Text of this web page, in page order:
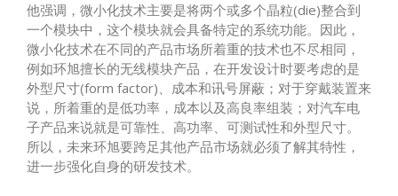
他强调，微小化技术主要是将两个或多个晶粒(die)整合到
一个模块中，这个模块就会具备特定的系统功能。因此，
微小化技术在不同的产品市场所着重的技术也不尽相同，
例如环旭擅长的无线模块产品，在开发设计时要考虑的是
外型尺寸(form factor)、成本和讯号屏蔽；对于穿戴装置来
说，所着重的是低功率，成本以及高良率组装；对汽车电
子产品来说就是可靠性、高功率、可测试性和外型尺寸。
所以，未来环旭要跨足其他产品市场就必须了解其特性，
进一步强化自身的研发技术。